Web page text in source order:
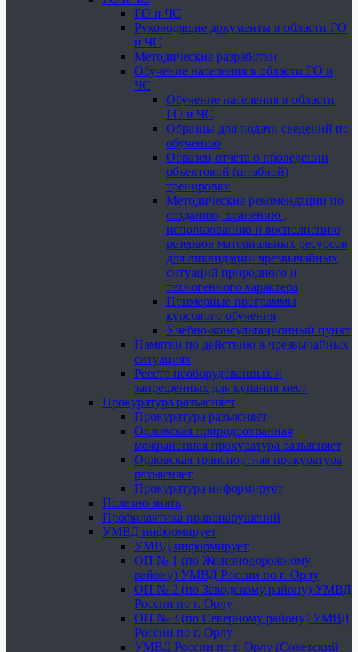
ГО и ЧС
Руководящие документы в области ГО
и ЧС
Методические разработки
Обучение населения в области ГО и
ЧС
Обучение населения в области
ГО и ЧС
Образцы для подачи сведений по
обучению
Образец отчёта о проведении
объектовой (штабной)
тренировки
Методические рекомендации по
созданию, хранению ,
использованию и восполнению
резервов материальных ресурсов
для ликвидации чрезвычайных
ситуаций природного и
техногенного характера
Примерные программы
курсового обучения
Учебно-консультационный пункт
Памятки по действию в чрезвычайных
ситуациях
Реестр необорудованных и
запрещенных для купания мест
Прокуратура разъясняет
Прокуратура разъясняет
Орловская природоохранная
межрайонная прокуратура разъясняет
Орловская транспортная прокуратура
разъясняет
Прокуратура информирует
Полезно знать
Профилактика правонарушений
УМВД информирует
УМВД информирует
ОП № 1 (по Железнодорожному
району) УМВД России по г. Орлу
ОП № 2 (по Заводскому району) УМВД
России по г. Орлу
ОП № 3 (по Северному району) УМВД
России по г. Орлу
УМВД России по г. Орлу (Советский